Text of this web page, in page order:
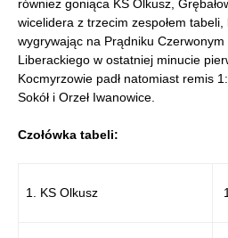
również goniąca KS Olkusz,
wicelidera z trzecim zespołem
wygrywając na Prądniku Czerwonym
Liberackiego w ostatniej minucie
Kocmyrzowie padł natomiast remis
Sokół i Orzeł Iwanowice.
Czołówka tabeli:
1. KS Olkusz